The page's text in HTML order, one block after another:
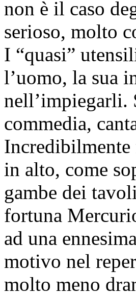
non è il caso
serioso, molto
I “quasi”
l’uomo, la sua
nell’impiegarli.
commedia,
Incredibilmente
in alto, come
gambe dei
fortuna
ad una
motivo nel
molto meno